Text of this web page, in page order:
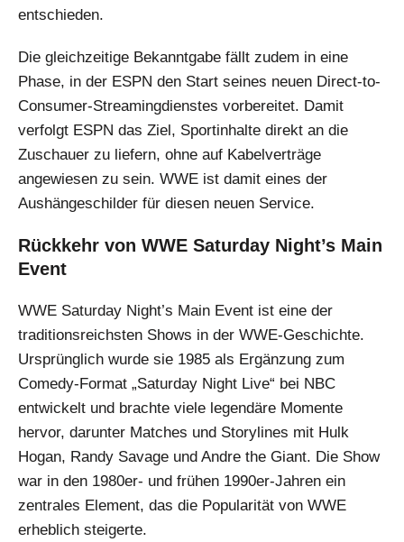
entschieden.
Die gleichzeitige Bekanntgabe fällt zudem in eine
Phase, in der ESPN den Start seines neuen Direct-to-
Consumer-Streamingdienstes vorbereitet. Damit
verfolgt ESPN das Ziel, Sportinhalte direkt an die
Zuschauer zu liefern, ohne auf Kabelverträge
angewiesen zu sein. WWE ist damit eines der
Aushängeschilder für diesen neuen Service.
Rückkehr von WWE Saturday Night’s Main
Event
WWE Saturday Night’s Main Event ist eine der
traditionsreichsten Shows in der WWE-Geschichte.
Ursprünglich wurde sie 1985 als Ergänzung zum
Comedy-Format „Saturday Night Live“ bei NBC
entwickelt und brachte viele legendäre Momente
hervor, darunter Matches und Storylines mit Hulk
Hogan, Randy Savage und Andre the Giant. Die Show
war in den 1980er- und frühen 1990er-Jahren ein
zentrales Element, das die Popularität von WWE
erheblich steigerte.